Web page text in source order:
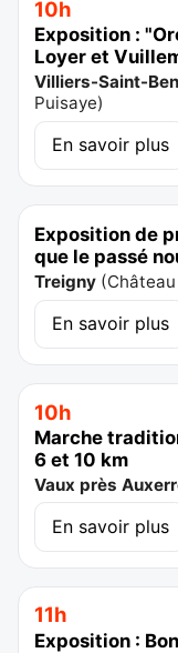
10h
Exposition :
Loyer et
Villiers-Saint-
Puisaye)
En savoir plus
Exposition de
que le passé
Treigny (
En savoir plus
10h
Marche
6 et 10 km
Vaux près
En savoir plus
11h
Exposition :